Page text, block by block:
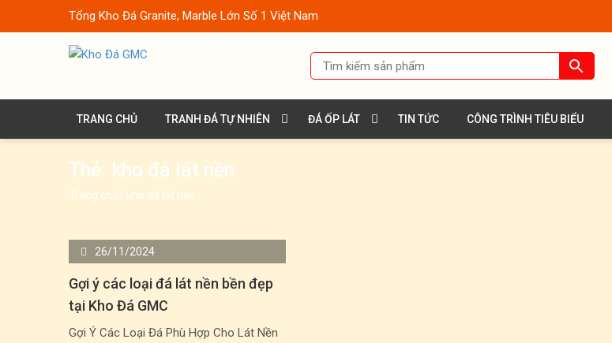
Tổng Kho Đá Granite, Marble Lớn Số 1 Việt Nam
TRANG CHỦ TRANH ĐÁ TỰ NHIÊN ĐÁ ỐP LÁT TIN TỨC CÔNG TRÌNH TIÊU BIỂU
Thẻ: kho đá lát nền
Trang chủ / kho đá lát nền
26/11/2024
Gợi ý các loại đá lát nền bền đẹp
tại Kho Đá GMC
Gợi Ý Các Loại Đá Phù Hợp Cho Lát Nền